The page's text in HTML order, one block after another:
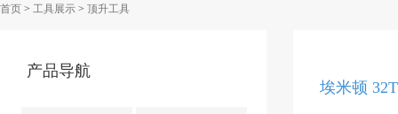
首页 > 工具展示 > 顶升工具
产品导航
埃米顿